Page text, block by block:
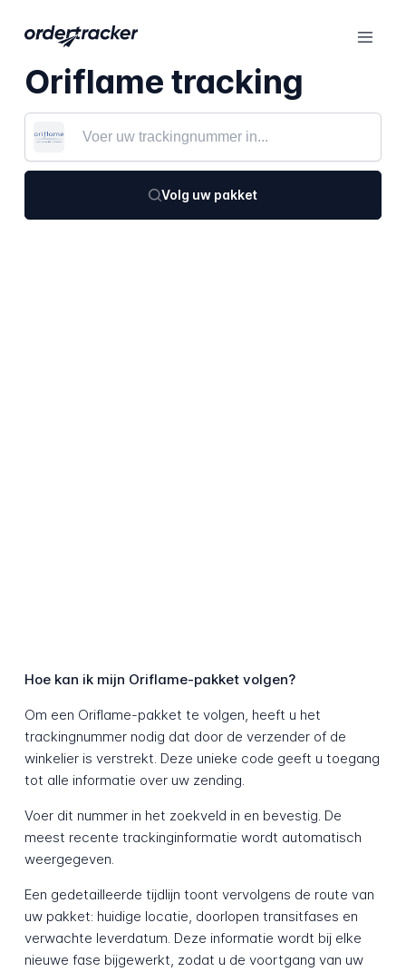
Oriflame tracking
Volg uw pakket
Hoe kan ik mijn Oriflame-pakket volgen?
Om een Oriflame-pakket te volgen, heeft u het
trackingnummer nodig dat door de verzender of de
winkelier is verstrekt. Deze unieke code geeft u toegang
tot alle informatie over uw zending.
Voer dit nummer in het zoekveld in en bevestig. De
meest recente trackinginformatie wordt automatisch
weergegeven.
Een gedetailleerde tijdlijn toont vervolgens de route van
uw pakket: huidige locatie, doorlopen transitfases en
verwachte leverdatum. Deze informatie wordt bij elke
nieuwe fase bijgewerkt, zodat u de voortgang van uw